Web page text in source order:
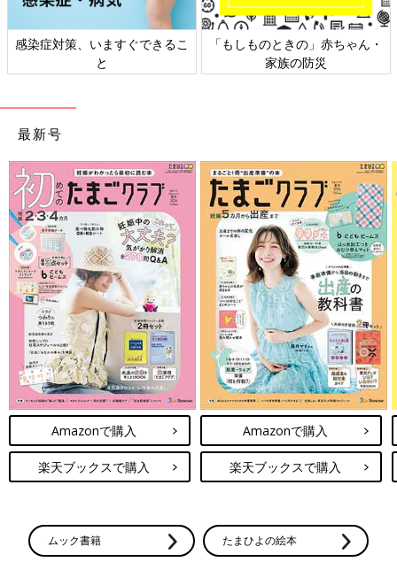
日本外来小児科学会リーフレッ
ト検討会
六星占術 細木かおりさんの人生
相談
最新号
Amazonで購入
楽天ブックスで購入
Amazonで購入
楽天ブックスで購入
ムック書籍 たまひよの絵本